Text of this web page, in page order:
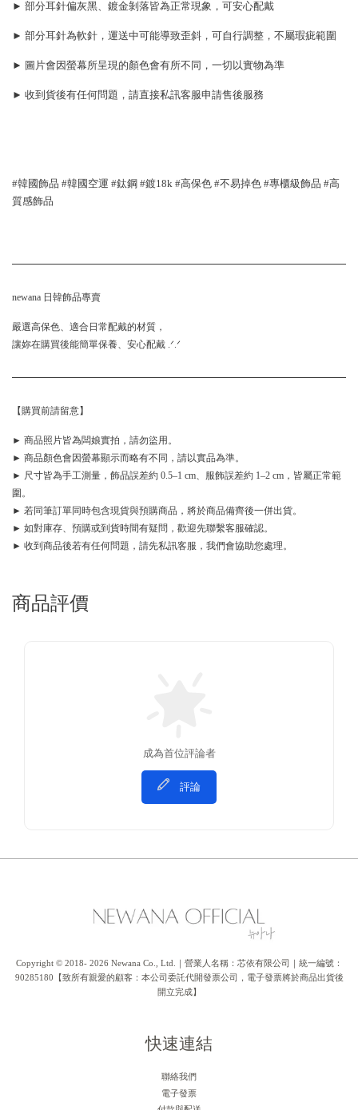
► 部分耳針偏灰黑、鍍金剝落皆為正常現象，可安心配戴
► 部分耳針為軟針，運送中可能導致歪斜，可自行調整，不屬瑕疵範圍
► 圖片會因螢幕所呈現的顏色會有所不同，一切以實物為準
► 收到貨後有任何問題，請直接私訊客服申請售後服務
#韓國飾品 #韓國空運 #鈦鋼 #鍍18k #高保色 #不易掉色 #專櫃級飾品 #高
質感飾品
newana 日韓飾品專賣
嚴選高保色、適合日常配戴的材質，
讓妳在購買後能簡單保養、安心配戴 .ᐟ.ᐟ
【購買前請留意】
► 商品照片皆為闆娘實拍，請勿盜用。
► 商品顏色會因螢幕顯示而略有不同，請以實品為準。
► 尺寸皆為手工測量，飾品誤差約 0.5–1 cm、服飾誤差約 1–2 cm，皆屬正常範
圍。
► 若同筆訂單同時包含現貨與預購商品，將於商品備齊後一併出貨。
► 如對庫存、預購或到貨時間有疑問，歡迎先聯繫客服確認。
► 收到商品後若有任何問題，請先私訊客服，我們會協助您處理。
商品評價
成為首位評論者
評論
Copyright © 2018- 2026 Newana Co., Ltd.｜營業人名稱：芯依有限公司｜統一編號：
90285180【致所有親愛的顧客：本公司委託代開發票公司，電子發票將於商品出貨後
開立完成】
快速連結
聯絡我們
電子發票